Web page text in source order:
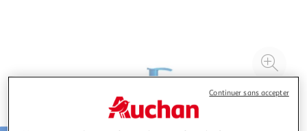
besoin
à
Continuer sans accepter